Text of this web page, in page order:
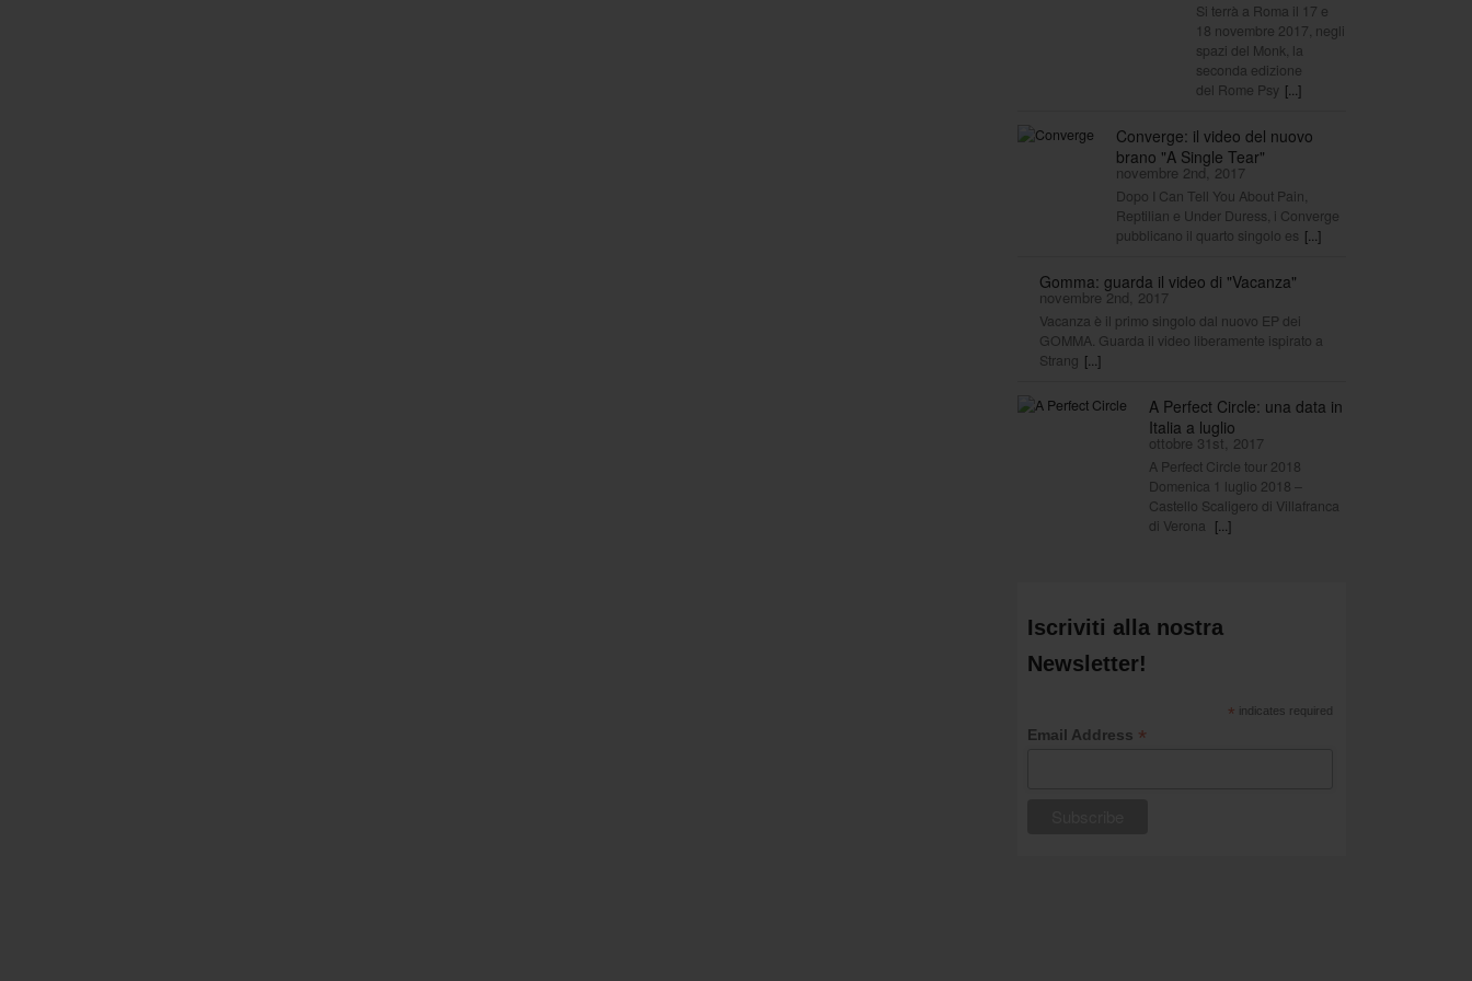
Si terrà a Roma il 17 e
18 novembre 2017, negli
spazi del Monk, la
seconda edizione
del Rome Psy [...]
Converge: il video del nuovo
brano "A Single Tear"
novembre 2nd, 2017
Dopo I Can Tell You About Pain,
Reptilian e Under Duress, i Converge
pubblicano il quarto singolo es [...]
Gomma: guarda il video di "Vacanza"
novembre 2nd, 2017
Vacanza è il primo singolo dal nuovo EP dei
GOMMA. Guarda il video liberamente ispirato a
Strang [...]
A Perfect Circle: una data in
Italia a luglio
ottobre 31st, 2017
A Perfect Circle tour 2018
Domenica 1 luglio 2018 –
Castello Scaligero di Villafranca
di Verona [...]
Iscriviti alla nostra
Newsletter!
* indicates required
Email Address *